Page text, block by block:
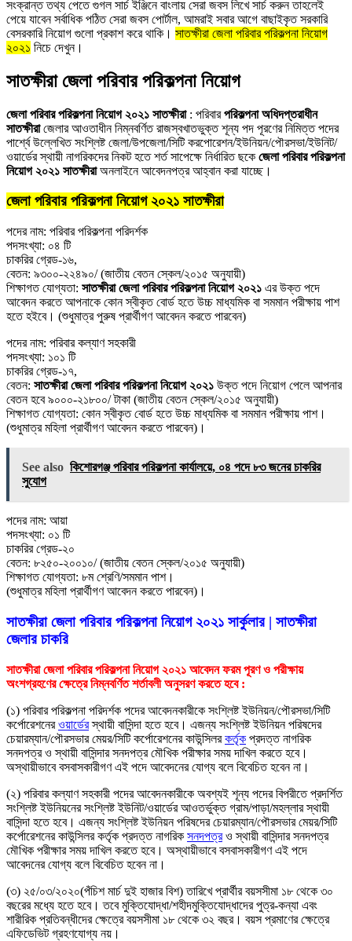
সংক্রান্ত তথ্য পেতে গুগল সার্চ ইঞ্জিনে বাংলায় সেরা জবস লিখে সার্চ করুন তাহলেই
পেয়ে যাবেন সর্বাধিক পঠিত সেরা জবস পোর্টাল, আমরাই সবার আগে বাছাইকৃত সরকারি
বেসরকারি নিয়োগ গুলো প্রকাশ করে থাকি। সাতক্ষীরা জেলা পরিবার পরিকল্পনা নিয়োগ
২০২১ নিচে দেখুন।
সাতক্ষীরা জেলা পরিবার পরিকল্পনা নিয়োগ
জেলা পরিবার পরিকল্পনা নিয়োগ ২০২১ সাতক্ষীরা: পরিবারপরিকল্পনা অধিদপ্তরাধীন
সাতক্ষীরাজেলার আওতাধীন নিম্নবর্ণিত রাজস্বখাতভুক্ত শূন্য পদ পূরণের নিমিত্ত পদের
পার্শ্বে উল্লেখিত সংশ্লিষ্ট জেলা/উপজেলা/সিটি করপােরেশন/ইউনিয়ন/পৌরসভা/ইউনিট/
ওয়ার্ডের স্থায়ী নাগরিকদের নিকট হতে শর্ত সাপেক্ষে নির্ধারিত ছকে জেলা পরিবার পরিকল্পনা
নিয়োগ ২০২১ সাতক্ষীরাঅনলাইনে আবেদনপত্র আহ্বান করা যাচ্ছে।
জেলা পরিবার পরিকল্পনা নিয়োগ ২০২১ সাতক্ষীরা
পদের নাম: পরিবার পরিকল্পনা পরিদর্শক
পদসংখ্যা: ০৪ টি
চাকরির গ্রেড-১৬,
বেতন: ৯৩০০-২২৪৯০/ (জাতীয় বেতন স্কেল/২০১৫ অনুযায়ী)
শিক্ষাগত যােগ্যতা: সাতক্ষীরা জেলা পরিবার পরিকল্পনা নিয়োগ ২০২১ এর উক্ত পদে
আবেদন করতে আপনাকে কোন স্বীকৃত বাের্ড হতে উচ্চ মাধ্যমিক বা সমমান পরীক্ষায় পাশ
হতে হইবে। (শুধুমাত্র পুরুষ প্রার্থীগণ আবেদন করতে পারবেন)
পদের নাম: পরিবার কল্যাণ সহকারী
পদসংখ্যা: ১০১ টি
চাকরির গ্রেড-১৭,
বেতন: সাতক্ষীরা জেলা পরিবার পরিকল্পনা নিয়োগ ২০২১ উক্ত পদে নিয়োগ পেলে আপনার
বেতন হবে ৯০০০-২১৮০০/ টাকা (জাতীয় বেতন স্কেল/২০১৫ অনুযায়ী)
শিক্ষাগত যােগ্যতা: কোন স্বীকৃত বাের্ড হতে উচ্চ মাধ্যমিক বা সমমান পরীক্ষায় পাশ।
(শুধুমাত্র মহিলা প্রার্থীগণ আবেদন করতে পারবেন)।
See also কিশোরগঞ্জ পরিবার পরিকল্পনা কার্যালয়ে, ০৪ পদে ৮৩ জনের চাকরির
সুযোগ
পদের নাম: আয়া
পদসংখ্যা: ০১ টি
চাকরির গ্রেড-২০
বেতন: ৮২৫০-২০০১০/ (জাতীয় বেতন স্কেল/২০১৫ অনুযায়ী)
শিক্ষাগত যােগ্যতা: ৮ম শ্রেণি/সমমান পাশ।
(শুধুমাত্র মহিলা প্রার্থীগণ আবেদন করতে পারবেন)।
সাতক্ষীরা জেলা পরিবার পরিকল্পনা নিয়োগ ২০২১ সার্কুলার | সাতক্ষীরা
জেলার চাকরি
সাতক্ষীরা জেলা পরিবার পরিকল্পনা নিয়োগ ২০২১ আবেদন ফরম পূরণ ও পরীক্ষায়
অংশগ্রহণের ক্ষেত্রে নিম্নবর্ণিত শর্তাবলী অনুসরণ করতে হবে :
(১) পরিবার পরিকল্পনা পরিদর্শক পদের আবেদনকারীকে সংশ্লিষ্ট ইউনিয়ন/পৌরসভা/সিটি
কর্পোরেশনেরওয়ার্ডেরস্থায়ী বাসিন্দা হতে হবে। এজন্য সংশ্লিষ্ট ইউনিয়ন পরিষদের
চেয়ারম্যান/পৌরসভার মেয়র/সিটি কর্পোরেশনের কাউন্সিলরকর্তৃক প্রদত্ত নাগরিক
সনদপত্র ও স্থায়ী বাসিন্দার সনদপত্র মৌখিক পরীক্ষার সময় দাখিল করতে হবে।
অস্থায়ীভাবে বসবাসকারীগণ এই পদে আবেদনের যােগ্য বলে বিবেচিত হবেন না।
(২) পরিবার কল্যাণ সহকারী পদের আবেদনকারীকে অবশ্যই শূন্য পদের বিপরীতে প্রদর্শিত
সংশ্লিষ্ট ইউনিয়নের সংশ্লিষ্ট ইউনিট/ওয়ার্ডের আওতর্ভুক্ত গ্রাম/পাড়া/মহল্লার স্থায়ী
বাসিন্দা হতে হবে। এজন্য সংশ্লিষ্ট ইউনিয়ন পরিষদের চেয়ারম্যান/পৌরসভার মেয়র/সিটি
কর্পোরেশনের কাউন্সিলর কর্তৃক প্রদত্ত নাগরিক সনদপত্রও স্থায়ী বাসিন্দার সনদপত্র
মৌখিক পরীক্ষার সময় দাখিল করতে হবে। অস্থায়ীভাবে বসবাসকারীগণ এই পদে
আবেদনের যােগ্য বলে বিবেচিত হবেন না।
(৩) ২৫/০৩/২০২০(পঁচিশ মার্চ দুই হাজার বিশ) তারিখে প্রার্থীর বয়সসীমা ১৮ থেকে ৩০
বছরের মধ্যে হতে হবে। তবে মুক্তিযােদ্ধা/শহীদমুক্তিযােদ্ধাদের পুত্র-কন্যা এবং
শারীরিক প্রতিবন্ধীদের ক্ষেত্রে বয়সসীমা ১৮ থেকে ৩২ বছর। বয়স প্রমাণের ক্ষেত্রে
এফিডেভিট গ্রহণযােগ্য নয়।